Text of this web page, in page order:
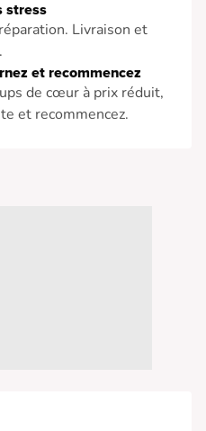
stress
Livraison et
et recommencez
de cœur à prix réduit,
et recommencez.